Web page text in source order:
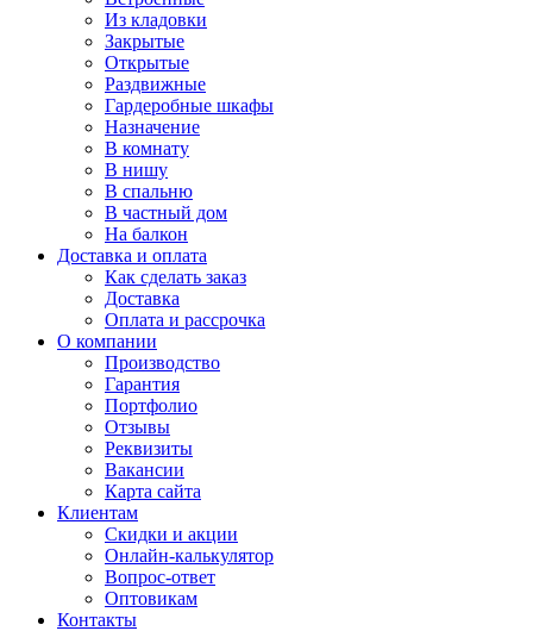
Из кладовки
Закрытые
Открытые
Раздвижные
Гардеробные шкафы
Назначение
В комнату
В нишу
В спальню
В частный дом
На балкон
Доставка и оплата
Как сделать заказ
Доставка
Оплата и рассрочка
О компании
Производство
Гарантия
Портфолио
Отзывы
Реквизиты
Вакансии
Карта сайта
Клиентам
Скидки и акции
Онлайн-калькулятор
Вопрос-ответ
Оптовикам
Контакты